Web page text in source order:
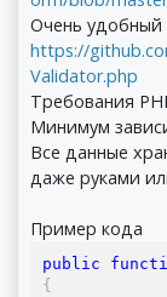
Очень
https://
Validator.php
Требования
Минимум
Все данные
даже руками
Пример кода
public
{